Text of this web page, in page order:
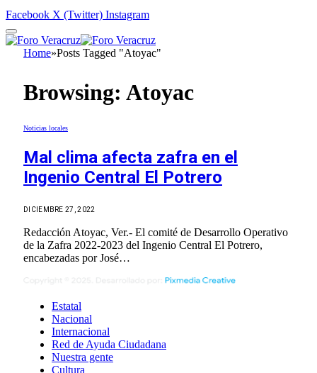
Facebook X (Twitter) Instagram
Home»Posts Tagged "Atoyac"
Browsing: Atoyac
Noticias locales
Mal clima afecta zafra en el
Ingenio Central El Potrero
DICIEMBRE 27, 2022
Redacción Atoyac, Ver.- El comité de Desarrollo Operativo
de la Zafra 2022-2023 del Ingenio Central El Potrero,
encabezadas por José…
Estatal
Nacional
Internacional
Red de Ayuda Ciudadana
Nuestra gente
Cultura